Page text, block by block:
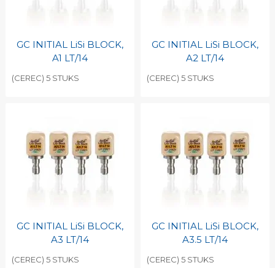
GC INITIAL LiSi BLOCK,
A1 LT/14
(CEREC) 5 STUKS
GC INITIAL LiSi BLOCK,
A2 LT/14
(CEREC) 5 STUKS
GC INITIAL LiSi BLOCK,
A3 LT/14
(CEREC) 5 STUKS
GC INITIAL LiSi BLOCK,
A3.5 LT/14
(CEREC) 5 STUKS